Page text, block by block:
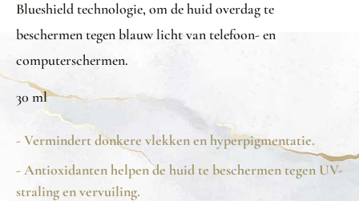
Blueshield technologie, om de huid overdag te
beschermen tegen blauw licht van telefoon- en
computerschermen.
30 ml
- Vermindert donkere vlekken en hyperpigmentatie.
- Antioxidanten helpen de huid te beschermen tegen UV-
straling en vervuiling.